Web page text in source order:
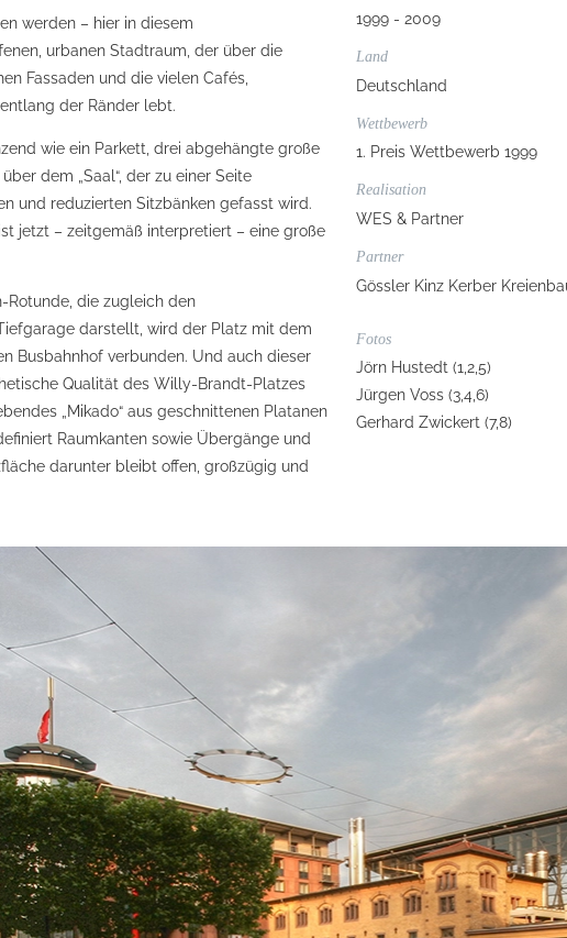
werden – hier in diesem
urbanen Stadtraum, der über die
Fassaden und die vielen Cafés,
der Ränder lebt.
wie ein Parkett, drei abgehängte große
dem „Saal“, der zu einer Seite
und reduzierten Sitzbänken gefasst wird.
jetzt – zeitgemäß interpretiert – eine große
Rotunde, die zugleich den
darstellt, wird der Platz mit dem
Busbahnhof verbunden. Und auch dieser
Qualität des Willy-Brandt-Platzes
„Mikado“ aus geschnittenen Platanen
Raumkanten sowie Übergänge und
darunter bleibt offen, großzügig und
1999 - 2009
Land
Deutschland
Wettbewerb
1. Preis Wettbewerb 1999
Realisation
WES & Partner
Partner
Gössler Kinz Kerber
Fotos
Jörn Hustedt (1,2,5)
Jürgen Voss (3,4,6)
Gerhard Zwickert (7,8)